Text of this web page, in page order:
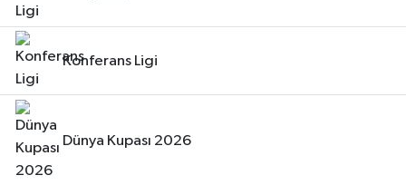
Konferans Ligi
Dünya Kupası 2026